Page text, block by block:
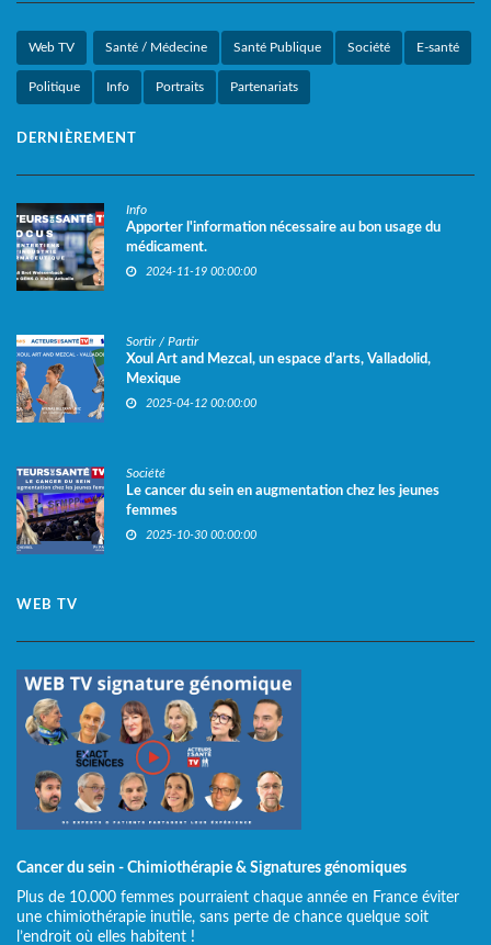
Web TV Santé / Médecine Santé Publique Société E-santé
Politique Info Portraits Partenariats
DERNIÈREMENT
Info
Apporter l'information nécessaire au bon usage du
médicament.
2024-11-19 00:00:00
Sortir / Partir
Xoul Art and Mezcal, un espace d’arts, Valladolid,
Mexique
2025-04-12 00:00:00
Société
Le cancer du sein en augmentation chez les jeunes
femmes
2025-10-30 00:00:00
WEB TV
Cancer du sein - Chimiothérapie & Signatures génomiques
Plus de 10.000 femmes pourraient chaque année en France éviter
une chimiothérapie inutile, sans perte de chance quelque soit
l’endroit où elles habitent !